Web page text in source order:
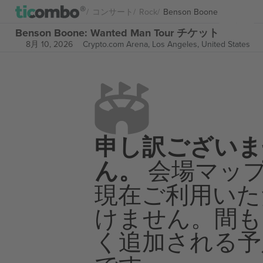
コンサート Rock Benson Boone
Benson Boone: Wanted Man Tour チケット
8月 10, 2026 Crypto.com Arena, Los Angeles, United States
申し訳ござい
ん。 会場マッ
現在ご利用い
けません。間
く追加される